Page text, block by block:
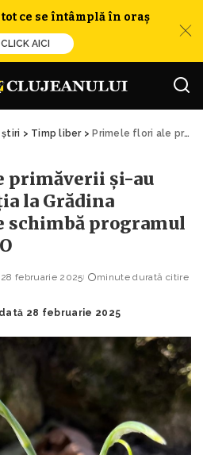
tot ce se întâmplă în oraș
CLICK AICI
> Timp liber> Primele flori ale primăverii și-au făcut deja apariția la Grădina Botanică Cluj. Se schimbă programul de vizitare. FOTO
primăverii și-au
la Grădina
schimbă programul
28 februarie 2025
minute durată citire
28 februarie 2025